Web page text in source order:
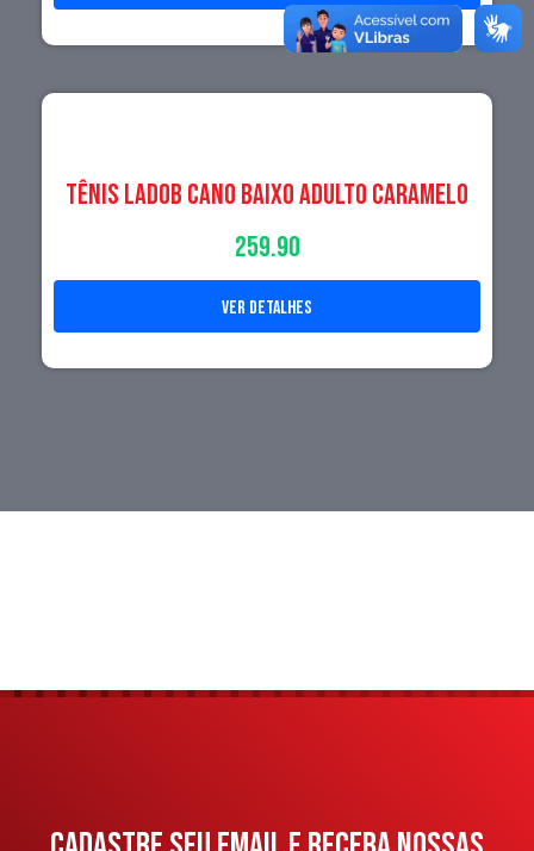
Tênis LadoB Cano Baixo Adulto Caramelo
259.90
ver detalhes